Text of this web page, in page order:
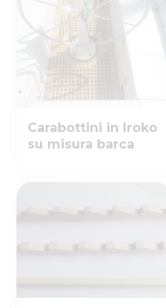
Carabottini in Iroko
su misura barca